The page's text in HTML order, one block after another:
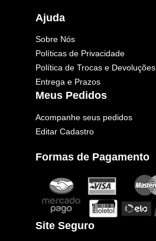
Ajuda
Sobre Nós
Políticas de Privacidade
Política de Trocas e Devoluções
Entrega e Prazos
Meus Pedidos
Acompanhe seus pedidos
Editar Cadastro
Formas de Pagamento
Site Seguro